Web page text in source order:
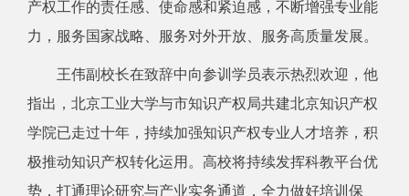
产权工作的责任感、使命感和紧迫感，不断增强专业能
力，服务国家战略、服务对外开放、服务高质量发展。
王伟副校长在致辞中向参训学员表示热烈欢迎，他
指出，北京工业大学与市知识产权局共建北京知识产权
学院已走过十年，持续加强知识产权专业人才培养，积
极推动知识产权转化运用。高校将持续发挥科教平台优
势，打通理论研究与产业实务通道，全力做好培训保